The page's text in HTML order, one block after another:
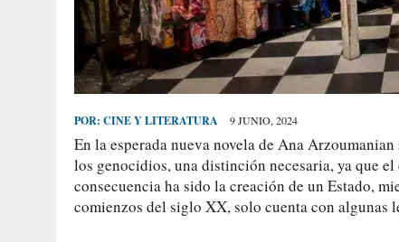
POR: CINE Y LITERATURA 9 JUNIO, 2024
En la esperada nueva novela de Ana
los genocidios, una distinción necesaria, ya que
consecuencia ha sido la creación de un Estado,
comienzos del siglo XX, solo cuenta con algunas